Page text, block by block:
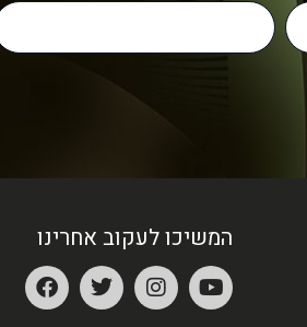
המשיכו לעקוב אחרינו